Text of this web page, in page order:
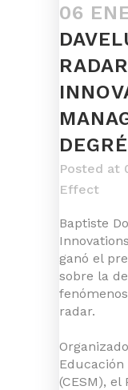
06
Posted at
Effect
Baptiste
ganó el
sobre la
radar.
(CESM),